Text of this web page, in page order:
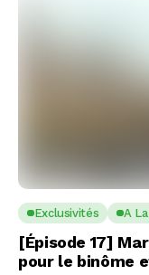
Exclusivités A
[Épisode 17]
pour le binôme